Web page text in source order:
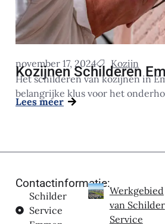
november 17, 2024 Kozijn
Kozijnen Schilderen
Het schilderen van kozijnen in
belangrijke klus voor het
Lees meer
Contactinformatie:
Schilder
Service
Werkgebied
van Schilder
Service